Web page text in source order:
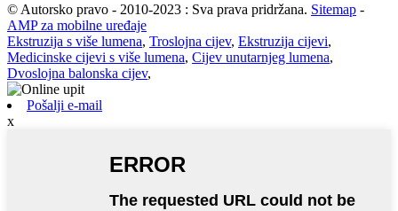
© Autorsko pravo - 2010-2023 : Sva prava pridržana. Sitemap -
AMP za mobilne uređaje
Ekstruzija s više lumena, Troslojna cijev, Ekstruzija cijevi,
Medicinske cijevi s više lumena, Cijev unutarnjeg lumena,
Dvoslojna balonska cijev,
Pošalji e-mail
x